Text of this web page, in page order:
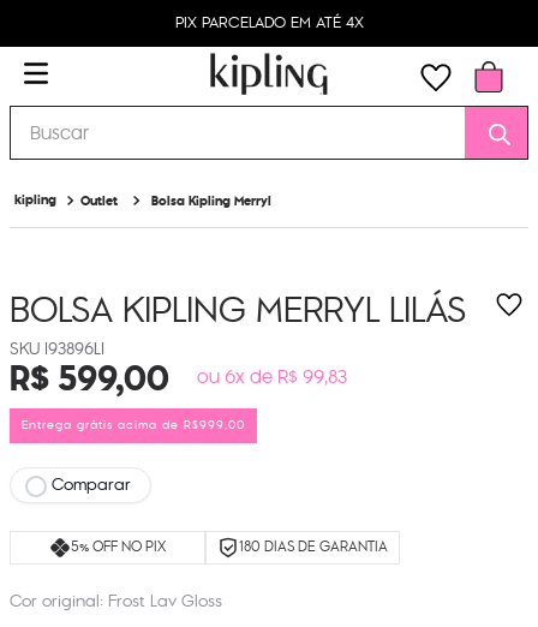
PIX PARCELADO EM ATÉ 4X
Buscar
Outlet Bolsa Kipling Merryl
BOLSA KIPLING MERRYLLILÁS
I93896LI
R$599,00 ou 6x de R$ 99,83
Entrega grátis acima de R$999,00
Comparar
5% OFF NO PIX 180 DIAS DE GARANTIA
Cor original: Frost Lav Gloss